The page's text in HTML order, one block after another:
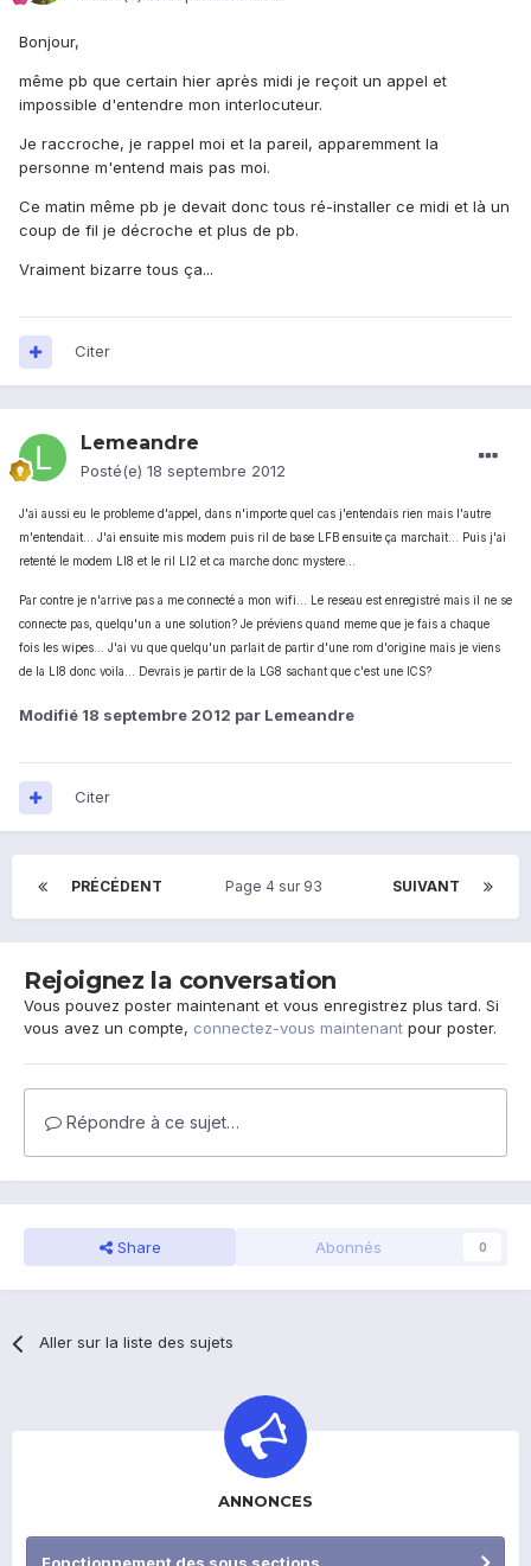
Bonjour,
même pb que certain hier après midi je reçoit un appel et
impossible d'entendre mon interlocuteur.
Je raccroche, je rappel moi et la pareil, apparemment la
personne m'entend mais pas moi.
Ce matin même pb je devait donc tous ré-installer ce midi et là un
coup de fil je décroche et plus de pb.
Vraiment bizarre tous ça...
Citer
Lemeandre
Posté(e) 18 septembre 2012
J'ai aussi eu le probleme d'appel, dans n'importe quel cas j'entendais rien mais l'autre
m'entendait... J'ai ensuite mis modem puis ril de base LFB ensuite ça marchait... Puis j'ai
retenté le modem LI8 et le ril LI2 et ca marche donc mystere...
Par contre je n'arrive pas a me connecté a mon wifi... Le reseau est enregistré mais il ne se
connecte pas, quelqu'un a une solution? Je préviens quand meme que je fais a chaque
fois les wipes... J'ai vu que quelqu'un parlait de partir d'une rom d'origine mais je viens
de la LI8 donc voila... Devrais je partir de la LG8 sachant que c'est une ICS?
Modifié 18 septembre 2012 par Lemeandre
Citer
PRÉCÉDENT SUIVANT
Page 4 sur 93
Rejoignez la conversation
Vous pouvez poster maintenant et vous enregistrez plus tard. Si
vous avez un compte, connectez-vous maintenant pour poster.
Répondre à ce sujet…
Share Abonnés 0
Aller sur la liste des sujets
ANNONCES